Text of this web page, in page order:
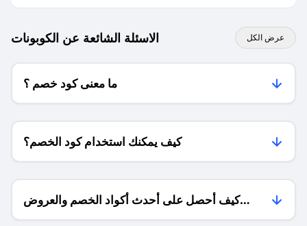
الاسئلة الشائعة عن الكوبونات عرض الكل
ما معنى كود خصم ؟
كيف يمكنك استخدام كود الخصم؟
كيف أحصل على أحدث أكواد الخصم والعروض
للمتاجر؟